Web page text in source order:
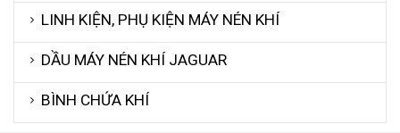
LINH KIỆN, PHỤ KIỆN MÁY NÉN KHÍ
DẦU MÁY NÉN KHÍ JAGUAR
BÌNH CHỨA KHÍ